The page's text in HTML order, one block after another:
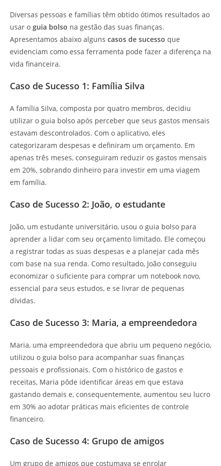
Diversas pessoas e famílias têm obtido ótimos resultados ao
usar o guia bolso na gestão das suas finanças.
Apresentamos abaixo alguns casos de sucesso que
evidenciam como essa ferramenta pode fazer a diferença na
vida financeira.
Caso de Sucesso 1: Família Silva
A família Silva, composta por quatro membros, decidiu
utilizar o guia bolso após perceber que seus gastos mensais
estavam descontrolados. Com o aplicativo, eles
categorizaram despesas e definiram um orçamento. Em
apenas três meses, conseguiram reduzir os gastos mensais
em 20%, sobrando dinheiro para investir em uma viagem
em família.
Caso de Sucesso 2: João, o estudante
João, um estudante universitário, usou o guia bolso para
aprender a lidar com seu orçamento limitado. Ele começou
a registrar todas as suas despesas e a planejar cada mês
com base na sua renda. Como resultado, João conseguiu
economizar o suficiente para comprar um notebook novo,
essencial para seus estudos, e se livrar de pequenas
dívidas.
Caso de Sucesso 3: Maria, a empreendedora
Maria, uma empreendedora que abriu um pequeno negócio,
utilizou o guia bolso para acompanhar suas finanças
pessoais e profissionais. Com o histórico de gastos e
receitas, Maria pôde identificar áreas em que estava
gastando demais e, consequentemente, aumentou seu lucro
em 30% ao adotar práticas mais eficientes de controle
financeiro.
Caso de Sucesso 4: Grupo de amigos
Um grupo de amigos que costumava se enrolar